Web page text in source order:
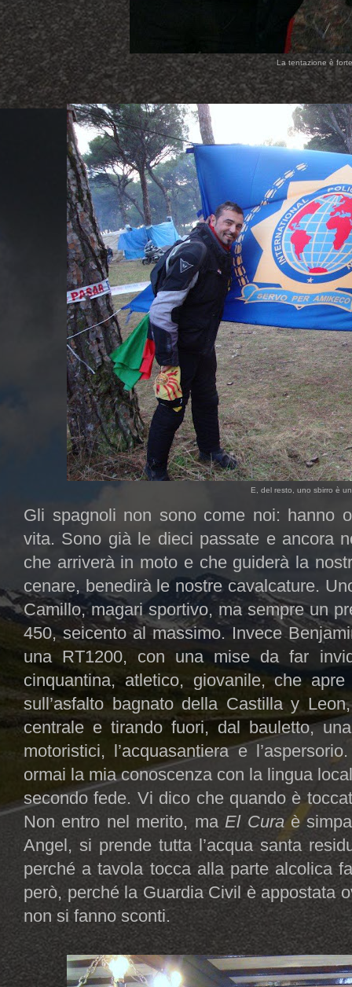
La tentazione è
E, del resto, uno sbirro è
Gli spagnoli non sono come noi: hanno
vita. Sono già le dieci passate e ancora
che arriverà in moto e che guiderà la
cenare, benedirà le nostre cavalcature.
Camillo, magari sportivo, ma sempre un
450, seicento al massimo. Invece
una RT1200, con una mise da far
cinquantina, atletico, giovanile, che
sull’asfalto bagnato della Castilla y
centrale e tirando fuori, dal bauletto,
motoristici, l’acquasantiera e
ormai la mia conoscenza con la lingua
secondo fede. Vi dico che quando è
Non entro nel merito, maEl Curaè
Angel, si prende tutta l’acqua santa
perché a tavola tocca alla parte alcolica
però, perché la Guardia Civil è appostata
non si fanno sconti.